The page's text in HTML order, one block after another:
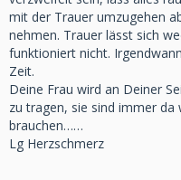
mit der Trauer umzugehen
nehmen. Trauer lässt sich
funktioniert nicht.
Zeit.
Deine Frau wird an Deiner
zu tragen, sie sind immer
brauchen……
Lg Herzschmerz